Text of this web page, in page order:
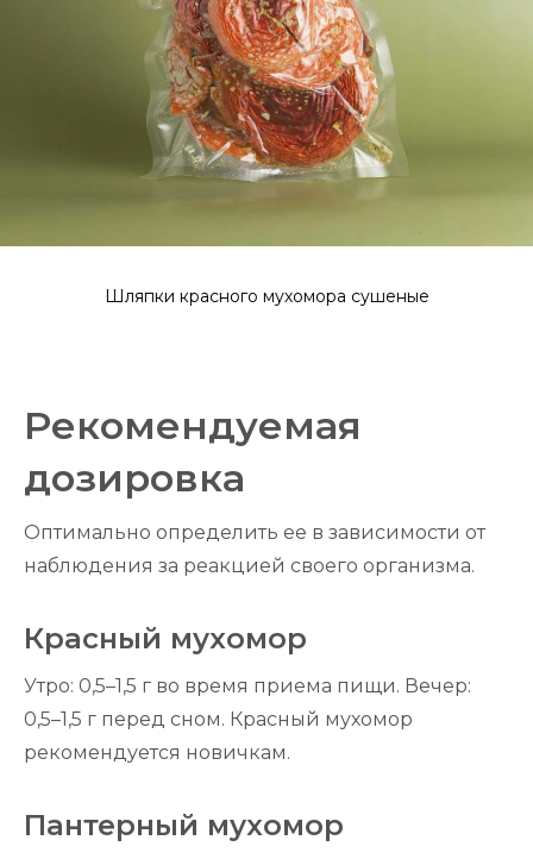
Шляпки красного мухомора сушеные
Рекомендуемая
дозировка
Оптимально определить ее в зависимости от
наблюдения за реакцией своего организма.
Красный мухомор
Утро: 0,5–1,5 г во время приема пищи. Вечер:
0,5–1,5 г перед сном. Красный мухомор
рекомендуется новичкам.
Пантерный мухомор